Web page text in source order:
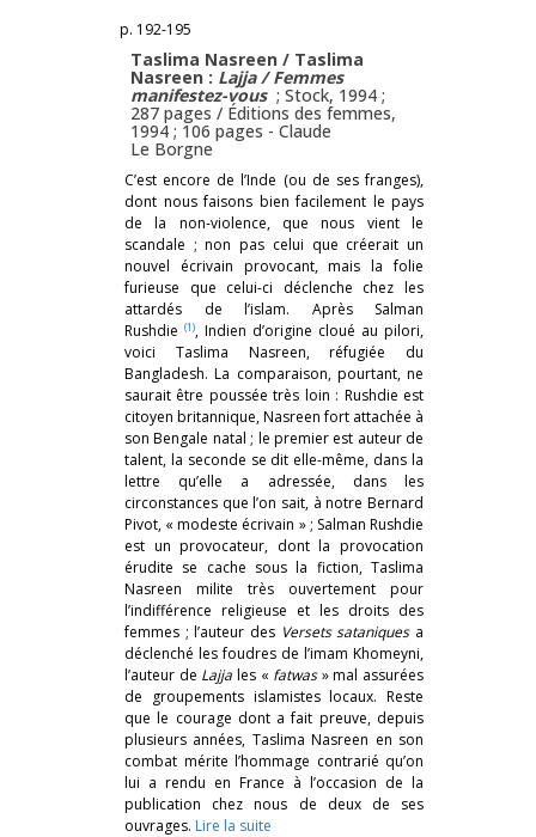
p. 192-195
Taslima Nasreen / Taslima
Nasreen : Lajja / Femmes
manifestez-vous ; Stock, 1994 ;
287 pages / Éditions des femmes,
1994 ; 106 pages - Claude
Le Borgne
C’est encore de l’Inde (ou de ses franges),
dont nous faisons bien facilement le pays
de la non-violence, que nous vient le
scandale ; non pas celui que créerait un
nouvel écrivain provocant, mais la folie
furieuse que celui-ci déclenche chez les
attardés de l’islam. Après Salman
Rushdie (1), Indien d’origine cloué au pilori,
voici Taslima Nasreen, réfugiée du
Bangladesh. La comparaison, pourtant, ne
saurait être poussée très loin : Rushdie est
citoyen britannique, Nasreen fort attachée à
son Bengale natal ; le premier est auteur de
talent, la seconde se dit elle-même, dans la
lettre qu’elle a adressée, dans les
circonstances que l’on sait, à notre Bernard
Pivot, « modeste écrivain » ; Salman Rushdie
est un provocateur, dont la provocation
érudite se cache sous la fiction, Taslima
Nasreen milite très ouvertement pour
l’indifférence religieuse et les droits des
femmes ; l’auteur des Versets sataniques a
déclenché les foudres de l’imam Khomeyni,
l’auteur de Lajja les « fatwas» mal assurées
de groupements islamistes locaux. Reste
que le courage dont a fait preuve, depuis
plusieurs années, Taslima Nasreen en son
combat mérite l’hommage contrarié qu’on
lui a rendu en France à l’occasion de la
publication chez nous de deux de ses
ouvrages. Lire la suite